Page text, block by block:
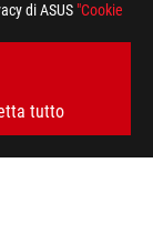
di ASUS "Cookie
tutto